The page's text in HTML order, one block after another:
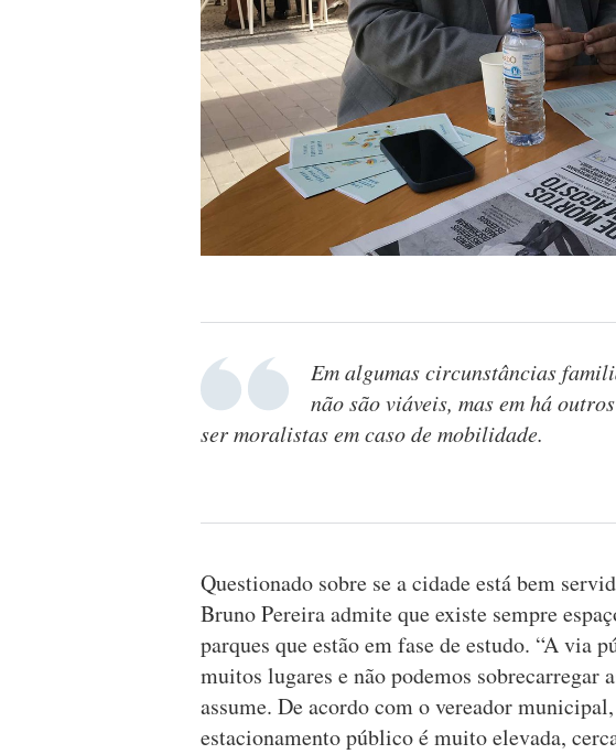
Em algumas circunstâncias
não são viáveis, mas em há
ser moralistas em caso de mobilidade.
Questionado sobre se a cidade está bem
Bruno Pereira admite que existe sempre
parques que estão em fase de estudo. “A via
muitos lugares e não podemos sobrecarregar
assume. De acordo com o vereador
estacionamento público é muito elevada,